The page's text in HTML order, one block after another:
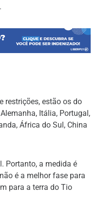
restrições, estão os do
Itália, Portugal,
África do Sul, China
Portanto, a medida é
é a melhor fase para
para a terra do Tio